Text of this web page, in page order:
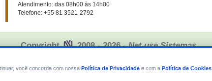
você concorda com nossa Política de Privacidade e com a Política de Cookies
Atendimento: das 08h00 às 14h00
Telefone: +55 81 3521-2792
Copyright 2008 - 2026- Net use Sistemas